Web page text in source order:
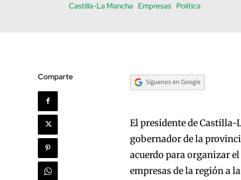
Castilla-La Mancha Empresas Política
Comparte
El presidente de Castilla-
gobernador de la
acuerdo para organizar
empresas de la región a